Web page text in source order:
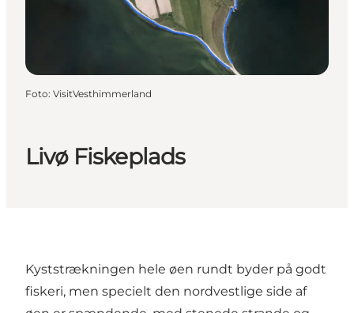
Book Oplevelser
Livø Fiskeplads
Foto: VisitVesthimmerland
Kyststrækningen hele øen rundt byder på godt
fiskeri, men specielt den nordvestlige side af